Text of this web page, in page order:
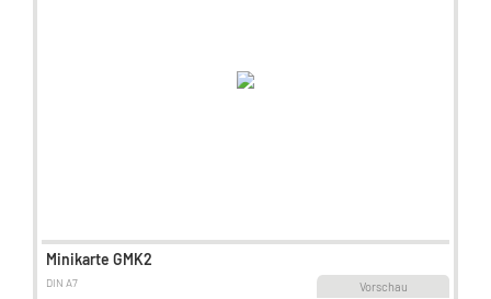
Minikarte GMK2
Vorschau
DIN A7